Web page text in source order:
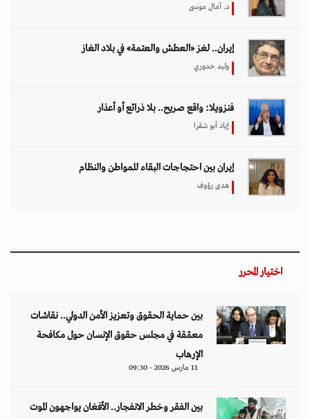
د. آمال موسى
إيران.. لغز «العطش والعتمة» في بلاد الغاز
وليد خدوري
فنزويلا: واقع صريح.. بلا ذرائع أو أعذار
إياد أبو شقرا
إيران بين احتجاجات البقاء للمواطن والنظام
هدى رؤوف
اختيار المحرر
بين حماية الحقوق وتعزيز الأمن الدولي.. نقاشات
معمّقة في مجلس حقوق الإنسان حول مكافحة
الإرهاب
11 مارس 2026 - 09:30
بين الفقر وخطر الانفجار.. الأفغان يواجهون الموت